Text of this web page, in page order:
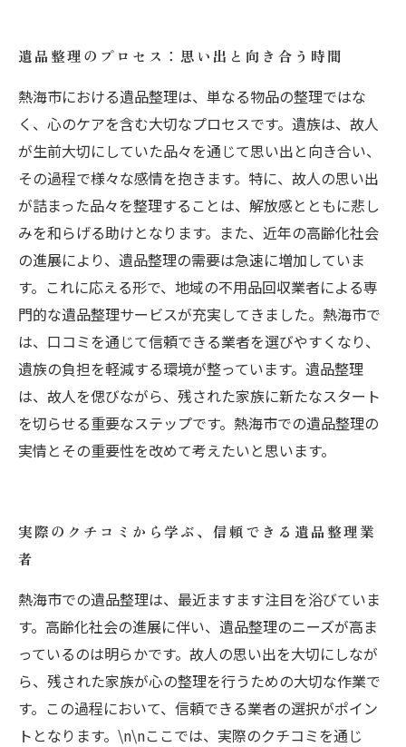
遺品整理のプロセス：思い出と向き合う時間
熱海市における遺品整理は、単なる物品の整理ではな
く、心のケアを含む大切なプロセスです。遺族は、故人
が生前大切にしていた品々を通じて思い出と向き合い、
その過程で様々な感情を抱きます。特に、故人の思い出
が詰まった品々を整理することは、解放感とともに悲し
みを和らげる助けとなります。また、近年の高齢化社会
の進展により、遺品整理の需要は急速に増加していま
す。これに応える形で、地域の不用品回収業者による専
門的な遺品整理サービスが充実してきました。熱海市で
は、口コミを通じて信頼できる業者を選びやすくなり、
遺族の負担を軽減する環境が整っています。遺品整理
は、故人を偲びながら、残された家族に新たなスタート
を切らせる重要なステップです。熱海市での遺品整理の
実情とその重要性を改めて考えたいと思います。
実際のクチコミから学ぶ、信頼できる遺品整理業
者
熱海市での遺品整理は、最近ますます注目を浴びていま
す。高齢化社会の進展に伴い、遺品整理のニーズが高ま
っているのは明らかです。故人の思い出を大切にしなが
ら、残された家族が心の整理を行うための大切な作業で
す。この過程において、信頼できる業者の選択がポイン
トとなります。\n\nここでは、実際のクチコミを通じ